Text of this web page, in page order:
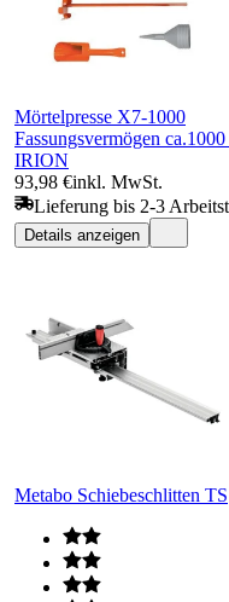
Mörtelpresse X7-1000
Fassungsvermögen
IRION
93,98 €inkl. MwSt.
Lieferung bis 2-3
Details anzeigen
Metabo Schiebeschlitten TS